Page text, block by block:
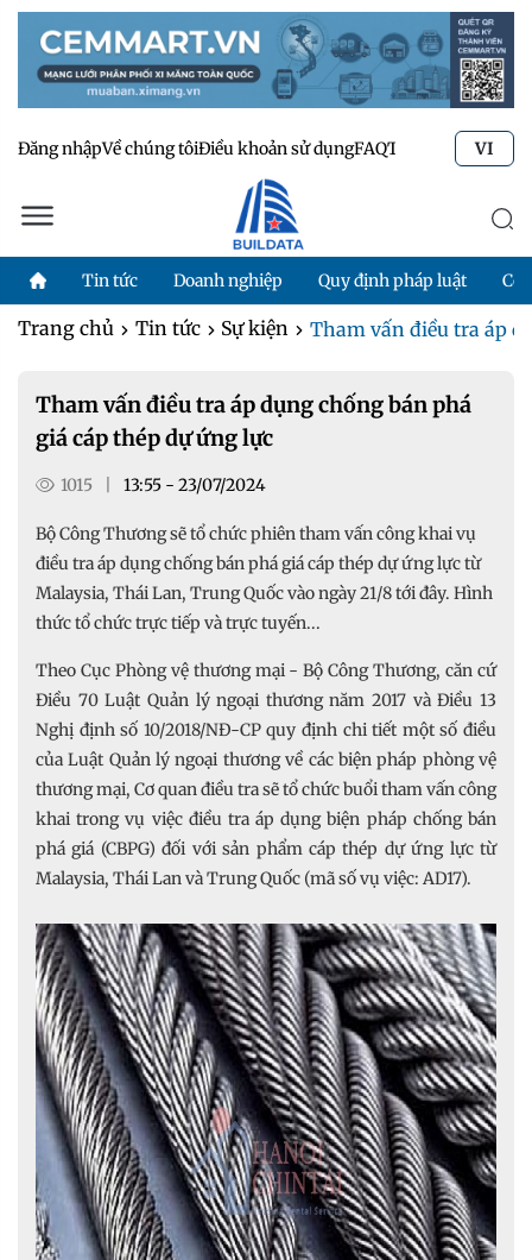
Đăng nhậpVề chúng tôiĐiều khoản sử dụngFAQTư vấn kỹ thuật
VI
Tin tức Doanh nghiệp Quy định pháp luật
Trang chủ Tin tức Sự kiện Tham vấn điều tra áp
Tham vấn điều tra áp dụng chống bán phá
giá cáp thép dự ứng lực
1015 13:55 - 23/07/2024
Bộ Công Thương sẽ tổ chức phiên tham vấn công khai vụ
điều tra áp dụng chống bán phá giá cáp thép dự ứng lực từ
Malaysia, Thái Lan, Trung Quốc vào ngày 21/8 tới đây. Hình
thức tổ chức trực tiếp và trực tuyến...
Theo Cục Phòng vệ thương mại - Bộ Công Thương, căn cứ
Điều 70 Luật Quản lý ngoại thương năm 2017 và Điều 13
Nghị định số 10/2018/NĐ-CP quy định chi tiết một số điều
của Luật Quản lý ngoại thương về các biện pháp phòng vệ
thương mại, Cơ quan điều tra sẽ tổ chức buổi tham vấn công
khai trong vụ việc điều tra áp dụng biện pháp chống bán
phá giá (CBPG) đối với sản phẩm cáp thép dự ứng lực từ
Malaysia, Thái Lan và Trung Quốc (mã số vụ việc: AD17).